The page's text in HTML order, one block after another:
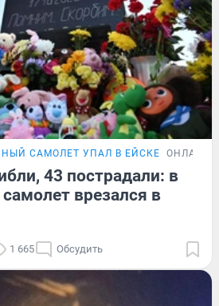
САМОЛЕТ УПАЛ В ЕЙСКЕ ОНЛАЙН-
43 пострадали: в
врезался в
1 665 Обсудить